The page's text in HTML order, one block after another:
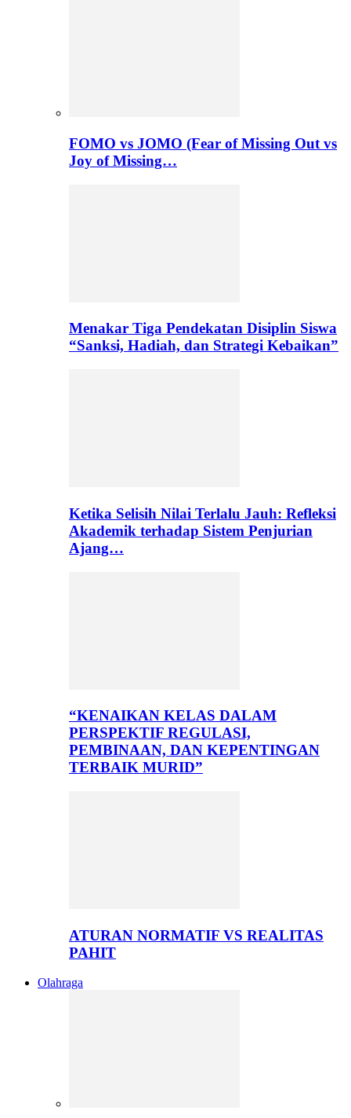
FOMO vs JOMO (Fear of Missing Out vs
Joy of Missing…
Menakar Tiga Pendekatan Disiplin Siswa
“Sanksi, Hadiah, dan Strategi Kebaikan”
Ketika Selisih Nilai Terlalu Jauh: Refleksi
Akademik terhadap Sistem Penjurian
Ajang…
“KENAIKAN KELAS DALAM
PERSPEKTIF REGULASI,
PEMBINAAN, DAN KEPENTINGAN
TERBAIK MURID”
ATURAN NORMATIF VS REALITAS
PAHIT
Olahraga